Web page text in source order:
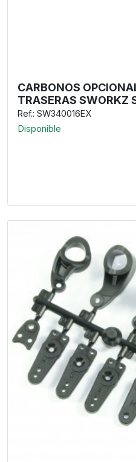
CARBONOS
TRASERAS SWORKZ
Ref.: SW340016EX
Disponible